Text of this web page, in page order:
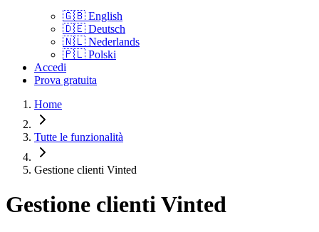
🇬🇧 English
🇩🇪 Deutsch
🇳🇱 Nederlands
🇵🇱 Polski
Accedi
Prova gratuita
Home
Tutte le funzionalità
Gestione clienti Vinted
Gestione clienti Vinted